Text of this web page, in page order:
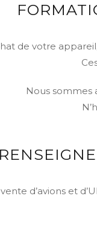
de votre
Nous sommes
d’avions et